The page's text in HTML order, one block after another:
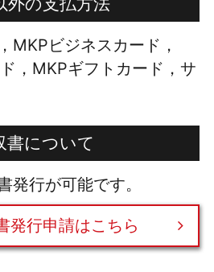
MKPビジネスカード，
，MKPギフトカード，サ
書について
発行が可能です。
発行申請はこちら